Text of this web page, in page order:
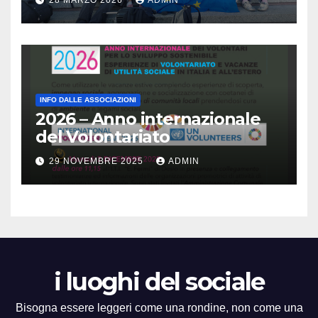
Arricchisce la vita, apre la
mente
INFO DALLE ASSOCIAZIONI
2026 – Anno internazionale
del Volontariato
29 NOVEMBRE 2025 ADMIN
i luoghi del sociale
Bisogna essere leggeri come una rondine, non come una